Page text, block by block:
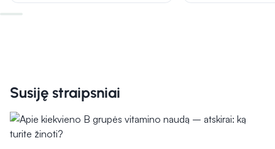
Susiję straipsniai